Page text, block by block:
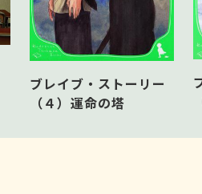
ブレイブ・ストーリー
（４）運命の塔